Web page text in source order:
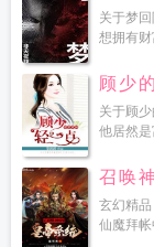
关于梦
想拥有
顾少
关于顾
他居然
召唤
玄幻精
仙魔拜